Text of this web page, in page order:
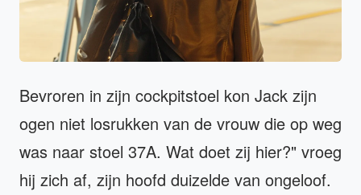
Bevroren in zijn cockpitstoel kon Jack zijn
ogen niet losrukken van de vrouw die op weg
was naar stoel 37A. Wat doet zij hier?" vroeg
hij zich af, zijn hoofd duizelde van ongeloof.